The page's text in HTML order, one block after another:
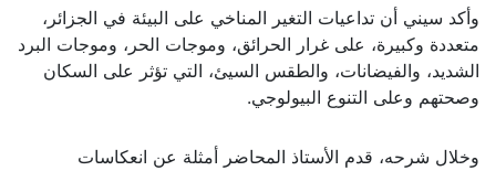
وأكد سيني أن تداعيات التغير المناخي على البيئة في الجزائر،
متعددة وكبيرة، على غرار الحرائق، وموجات الحر، وموجات البرد
الشديد، والفيضانات، والطقس السيئ، التي تؤثر على السكان
وصحتهم وعلى التنوع البيولوجي.
وخلال شرحه، قدم الأستاذ المحاضر أمثلة عن انعكاسات